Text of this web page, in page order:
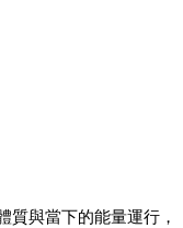
質與當下的能量運行，